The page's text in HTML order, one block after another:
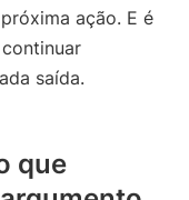
ação. E é
saída.
que